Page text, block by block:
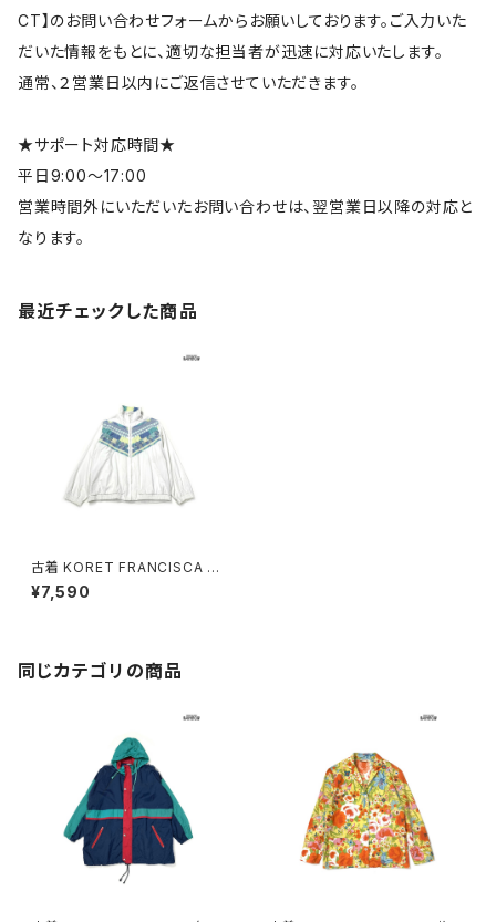
CT】のお問い合わせフォームからお願いしております。ご入力いた
だいた情報をもとに、適切な担当者が迅速に対応いたします。
通常、２営業日以内にご返信させていただきます。
★サポート対応時間★
平日9:00～17:00
営業時間外にいただいたお問い合わせは、翌営業日以降の対応と
なります。
最近チェックした商品
古着 KORET FRANCISCA ア
ップリケ チェック柄 コットン 長
袖 アウター ライトジャケット 白
¥7,590
同じカテゴリの商品